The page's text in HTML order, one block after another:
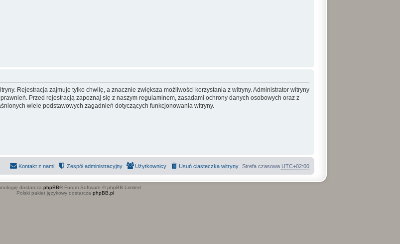
Rejestracja zajmuje tylko chwilę, a znacznie zwiększa możliwości korzystania z witryny. Administrator witryny
Przed rejestracją zapoznaj się z naszym regulaminem, zasadami ochrony danych osobowych oraz z
wiele podstawowych zagadnień dotyczących funkcjonowania witryny.
Strefa czasowa UTC+02:00
Usuń ciasteczka witryny
Użytkownicy
Zespół administracyjny
Kontakt z nami
dostarcza phpBB® Forum Software © phpBB Limited
Polski pakiet językowy dostarcza phpBB.pl